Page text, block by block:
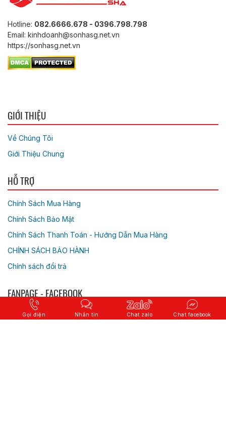
Hotline: 082.6666.678 - 0396.798.798
Email: kinhdoanh@sonhasg.net.vn
https://sonhasg.net.vn
GIỚI THIỆU
Về Chúng Tôi
Giới Thiệu Chung
HỖ TRỢ
Chính Sách Mua Hàng
Chính Sách Bảo Mật
Chính Sách Thanh Toán - Hướng Dẫn Mua Hàng
CHÍNH SÁCH BẢO HÀNH
Chính sách đổi trả
FANPAGE - FACEBOOK
Gọi điện Nhắn tin Chat zalo Chat facebook